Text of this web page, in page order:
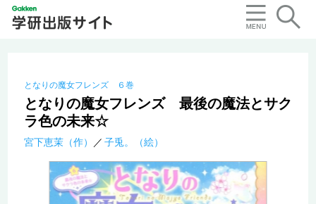
となりの魔女フレンズ ６巻
となりの魔女フレンズ 最後の魔法とサク
ラ色の未来☆
宮下恵茉（作） 子兎。（絵）